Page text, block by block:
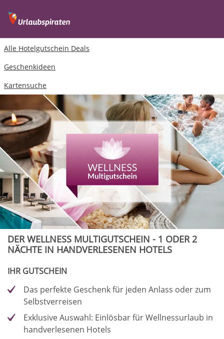
Alle Hotelgutschein Deals
Geschenkideen
Kartensuche
DER WELLNESS MULTIGUTSCHEIN - 1 ODER 2
NÄCHTE IN HANDVERLESENEN HOTELS
IHR GUTSCHEIN
Das perfekte Geschenk für jeden Anlass oder zum
Selbstverreisen
Exklusive Auswahl: Einlösbar für Wellnessurlaub in
handverlesenen Hotels